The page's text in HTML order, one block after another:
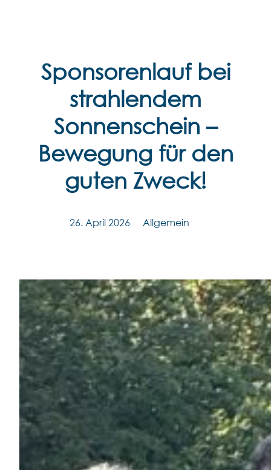
Sponsorenlauf bei
strahlendem
Sonnenschein –
Bewegung für den
guten Zweck!
26. April 2026 Allgemein